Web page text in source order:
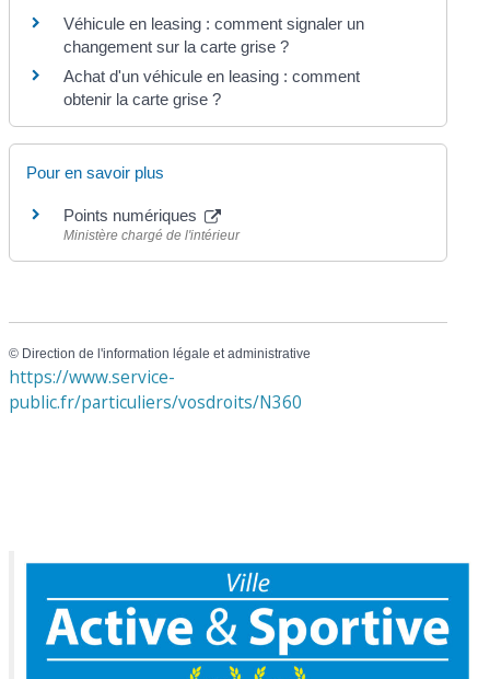
Véhicule en leasing : comment signaler un
changement sur la carte grise ?
Achat d'un véhicule en leasing : comment
obtenir la carte grise ?
Pour en savoir plus
Points numériques
Ministère chargé de l'intérieur
© Direction de l'information légale et administrative
https://www.service-
public.fr/particuliers/vosdroits/N360